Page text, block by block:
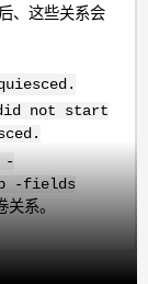
、这些关系会
not start
-
-fields
系。